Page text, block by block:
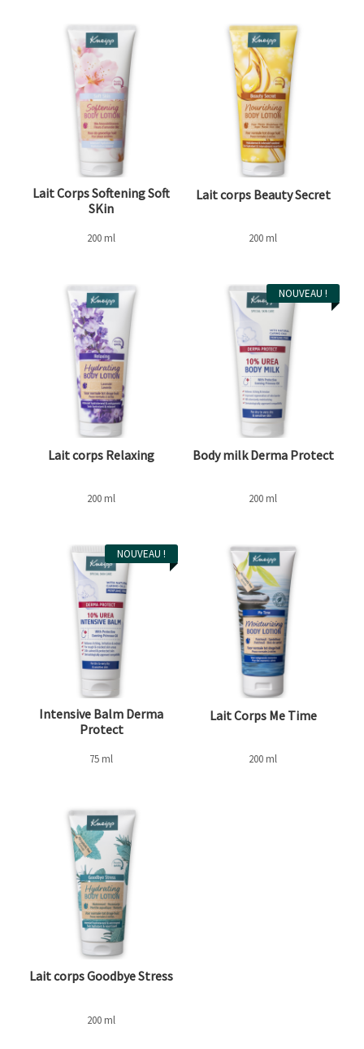
Lait Corps Softening Soft
SKin
200 ml
Lait corps Beauty Secret
200 ml
Lait corps Relaxing
200 ml
NOUVEAU !
Body milk Derma Protect
200 ml
NOUVEAU !
Intensive Balm Derma
Protect
75 ml
Lait Corps Me Time
200 ml
Lait corps Goodbye Stress
200 ml